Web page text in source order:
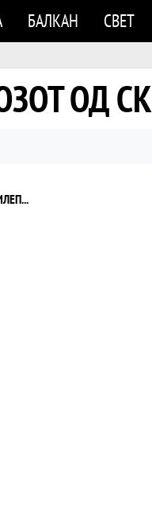
БАЛКАН СВЕТ
ОД